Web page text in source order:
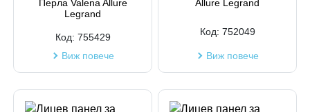
Перла Valena Allure
Legrand
Код: 755429
Виж повече
Allure Legrand
Код: 752049
Виж повече